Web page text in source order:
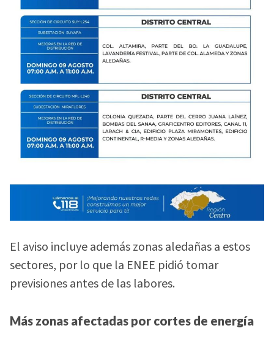
El aviso incluye además zonas aledañas a estos
sectores, por lo que la ENEE pidió tomar
previsiones antes de las labores.
Más zonas afectadas por cortes de energía